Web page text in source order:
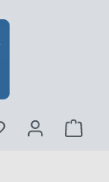
anzeigen